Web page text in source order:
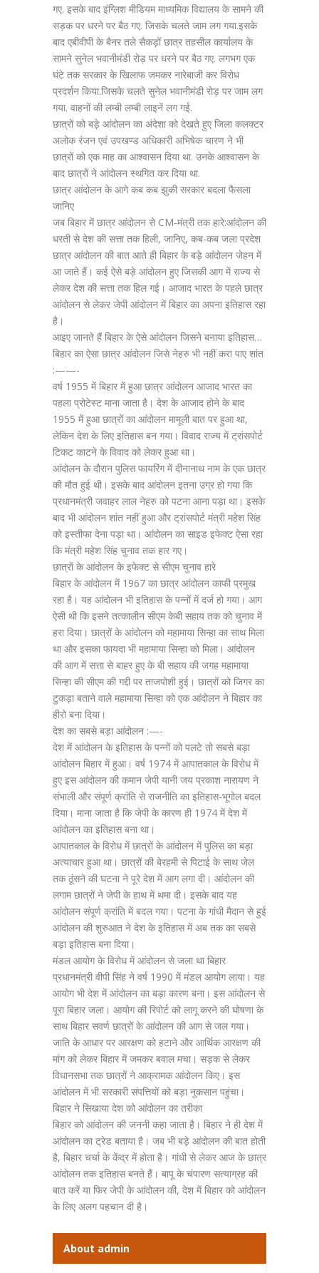
गए. इसके बाद इंग्लिश मीडियम माध्यमिक विद्यालय के सामने की
सड़क पर धरने पर बैठ गए. जिसके चलते जाम लग गया.इसके
बाद एबीवीपी के बैनर तले सैकड़ों छात्र तहसील कार्यालय के
सामने सुनेल भवानीमंडी रोड़ पर धरने पर बैठ गए. लगभग एक
घंटे तक सरकार के खिलाफ जमकर नारेबाजी कर विरोध
प्रदर्शन किया.जिसके चलते सुनेल भवानीमंडी रोड़ पर जाम लग
गया. वाहनों की लम्बी लम्बी लाइनें लग गई.
छात्रों को बड़े आंदोलन का अंदेशा को देखते हुए जिला कलक्टर
अलोक रंजन एवं उपखण्ड अधिकारी अभिषेक चारण ने भी
छात्रों को एक माह का आश्वासन दिया था. उनके आश्वासन के
बाद छात्रों ने आंदोलन स्थगित कर दिया था.
छात्र आंदोलन के आगे कब कब झुकी सरकार बदला फैसला
जानिए
जब बिहार में छात्र आंदोलन से CM-मंत्री तक हारे:आंदोलन की
धरती से देश की सत्ता तक हिली, जानिए, कब-कब जला प्रदेश
छात्र आंदोलन की बात आते ही बिहार के बड़े आंदोलन जेहन में
आ जाते हैं। कई ऐसे बड़े आंदोलन हुए जिसकी आग में राज्य से
लेकर देश की सत्ता तक हिल गई। आजाद भारत के पहले छात्र
आंदोलन से लेकर जेपी आंदोलन में बिहार का अपना इतिहास रहा
है।
आइए जानते हैं बिहार के ऐसे आंदोलन जिसने बनाया इतिहास…
बिहार का ऐसा छात्र आंदोलन जिसे नेहरु भी नहीं करा पाए शांत
:——-
वर्ष 1955 में बिहार में हुआ छात्र आंदोलन आजाद भारत का
पहला प्रोटेस्ट माना जाता है। देश के आजाद होने के बाद
1955 में हुआ छात्रों का आंदोलन मामूली बात पर हुआ था,
लेकिन देश के लिए इतिहास बन गया। विवाद राज्य में ट्रांसपोर्ट
टिकट काटने के विवाद को लेकर हुआ था।
आंदोलन के दौरान पुलिस फायरिंग में दीनानाथ नाम के एक छात्र
की मौत हुई थी। इसके बाद आंदोलन इतना उग्र हो गया कि
प्रधानमंत्री जवाहर लाल नेहरु को पटना आना पड़ा था। इसके
बाद भी आंदोलन शांत नहीं हुआ और ट्रांसपोर्ट मंत्री महेश सिंह
को इस्तीफा देना पड़ा था। आंदोलन का साइड इफेक्ट ऐसा रहा
कि मंत्री महेश सिंह चुनाव तक हार गए।
छात्राें के आंदोलन के इफेक्ट से सीएम चुनाव हारे
बिहार के आंदोलन में 1967 का छात्र आंदोलन काफी प्रमुख
रहा है। यह आंदोलन भी इतिहास के पन्नों में दर्ज हो गया। आग
ऐसी थी कि इसने तत्कालीन सीएम केबी सहाय तक को चुनाव में
हरा दिया। छात्रों के आंदोलन को महामाया सिन्हा का साथ मिला
था और इसका फायदा भी महामाया सिन्हा को मिला। आंदोलन
की आग में सत्ता से बाहर हुए के बी सहाय की जगह महामाया
सिन्हा की सीएम की गद्दी पर ताजपोशी हुई। छात्रों को जिगर का
टुकड़ा बताने वाले महामाया सिन्हा को एक आंदोलन ने बिहार का
हीरो बना दिया।
देश का सबसे बड़ा आंदोलन :—-
देश में आंदोलन के इतिहास के पन्नों को पलटे तो सबसे बड़ा
आंदोलन बिहार में हुआ। वर्ष 1974 में आपातकाल के विरोध में
हुए इस आंदोलन की कमान जेपी यानी जय प्रकाश नारायण ने
संभाली और संपूर्ण क्रांति से राजनीति का इतिहास-भूगोल बदल
दिया। माना जाता है कि जेपी के कारण ही 1974 में देश में
आंदोलन का इतिहास बना था।
आपातकाल के विरोध में छात्रों के आंदोलन में पुलिस का बड़ा
अत्याचार हुआ था। छात्रों की बेरहमी से पिटाई के साथ जेल
तक ठूंसने की घटना ने पूरे देश में आग लगा दी। आंदोलन की
लगाम छात्रों ने जेपी के हाथ में थमा दी। इसके बाद यह
आंदोलन संपूर्ण क्रांति में बदल गया। पटना के गांधी मैदान से हुई
आंदोलन की शुरुआत ने देश के इतिहास में अब तक का सबसे
बड़ा इतिहास बना दिया।
मंडल आयोग के विरोध में आंदोलन से जला था बिहार
प्रधानमंत्री वीपी सिंह ने वर्ष 1990 में मंडल आयोग लाया। यह
आयोग भी देश में आंदोलन का बड़ा कारण बना। इस आंदोलन से
पूरा बिहार जला। आयोग की रिपोर्ट को लागू करने की घोषणा के
साथ बिहार सवर्ण छात्रों के आंदोलन की आग से जल गया।
जाति के आधार पर आरक्षण को हटाने और आर्थिक आरक्षण की
मांग को लेकर बिहार में जमकर बवाल मचा। सड़क से लेकर
विधानसभा तक छात्रों ने आक्रामक आंदोलन किए। इस
आंदोलन में भी सरकारी संपत्तियों को बड़ा नुकसान पहुंचा।
बिहार ने सिखाया देश को आंदोलन का तरीका
बिहार को आंदोलन की जननी कहा जाता है। बिहार ने ही देश में
आंदोलन का ट्रेड बताया है। जब भी बड़े आंदोलन की बात होती
है, बिहार चर्चा के केंद्र में होता है। गांधी से लेकर आज के छात्र
आंदोलन तक इतिहास बनते हैं। बापू के चंपारण सत्याग्रह की
बात करें या फिर जेपी के आंदोलन की, देश में बिहार को आंदोलन
के लिए अलग पहचान दी है।
About admin